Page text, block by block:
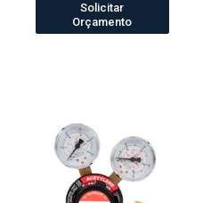
Solicitar
Orçamento